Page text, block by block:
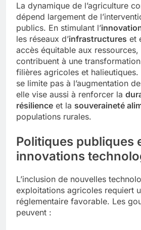
La dynamique de l’agriculture
dépend largement de
publics. En stimulant l’
les réseaux d’infrastructures et
accès équitable aux ressources,
contribuent à une
filières agricoles et
se limite pas à l’augmentation
elle vise aussi à renforcer la
résilience et la souveraineté
populations rurales.
Politiques publiques
innovations
L’inclusion de nouvelles
exploitations agricoles requiert
réglementaire favorable. Les
peuvent :